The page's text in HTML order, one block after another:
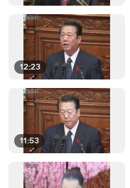
12:23
11:53